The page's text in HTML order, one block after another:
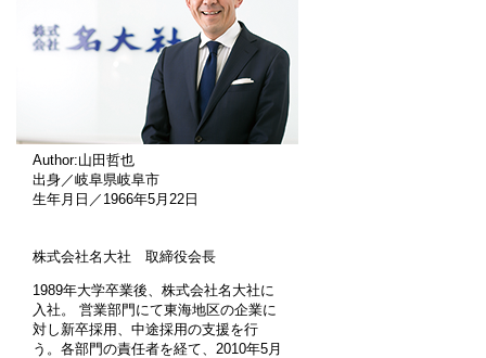
Author:山田哲也
出身／岐阜県岐阜市
生年月日／1966年5月22日
株式会社名大社 取締役会長
1989年大学卒業後、株式会社名大社に
入社。 営業部門にて東海地区の企業に
対し新卒採用、中途採用の支援を行
う。各部門の責任者を経て、2010年5月